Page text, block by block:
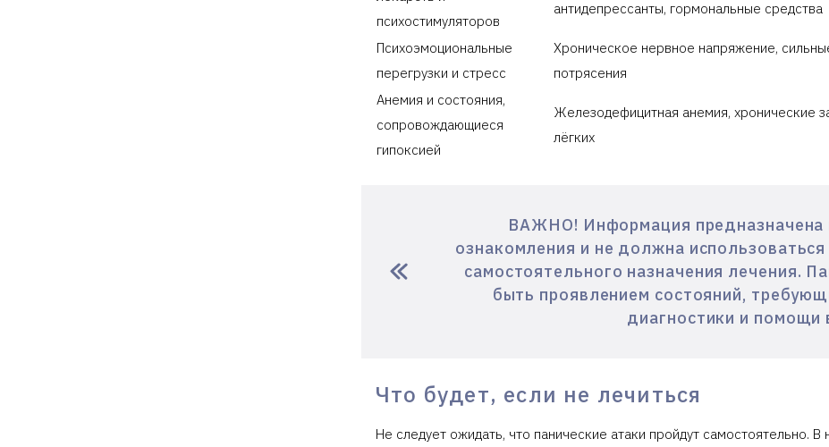
психостимуляторов
антидепрессанты, гормональные средства
Психоэмоциональные
перегрузки и стресс
Хроническое нервное напряжение,
потрясения
Анемия и состояния,
сопровождающиеся
гипоксией
Железодефицитная анемия, хронические
лёгких
ВАЖНО! Информация предназначена
ознакомления и не должна
самостоятельного назначения лечения.
быть проявлением состояний,
диагностики и помощи
Что будет, если не лечиться
Не следует ожидать, что панические атаки пройдут самостоятельно. В